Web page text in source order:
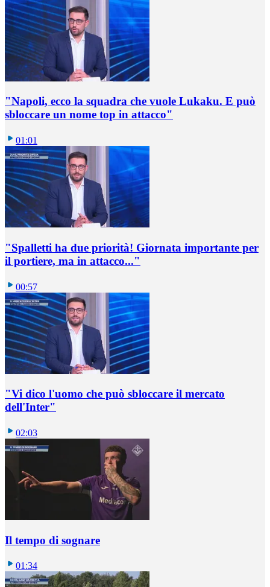
"Napoli, ecco la squadra che vuole Lukaku. E può
sbloccare un nome top in attacco"
01:01
"Spalletti ha due priorità! Giornata importante per
il portiere, ma in attacco..."
00:57
"Vi dico l'uomo che può sbloccare il mercato
dell'Inter"
02:03
Il tempo di sognare
01:34